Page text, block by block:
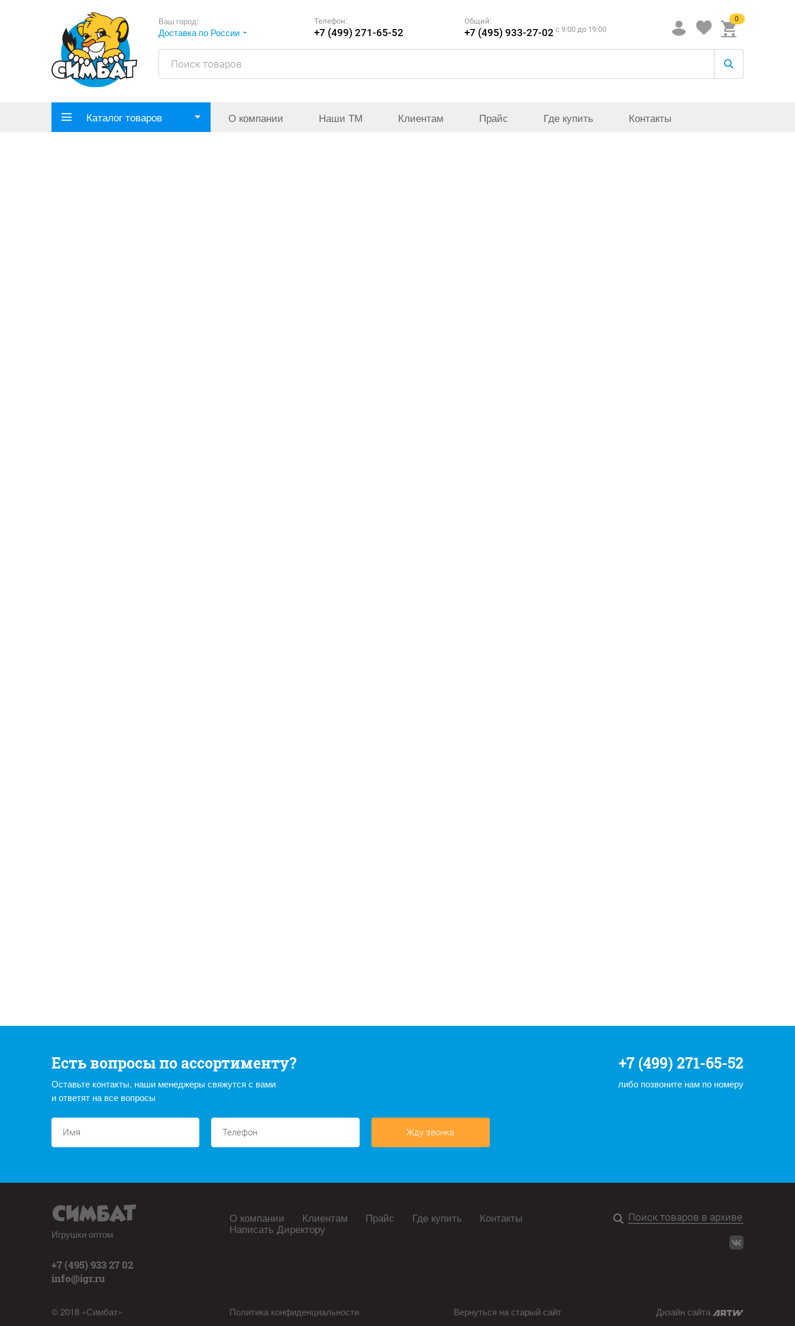
Ваш город:
Доставка по России
Телефон:
+7 (499) 271-65-52
Общий:
+7 (495) 933-27-02 c 9:00 до 19:00
0
Каталог товаров О компании Наши ТМ Клиентам Прайс Где купить Контакты
Есть вопросы по ассортименту?
Оставьте контакты, наши менеджеры свяжутся с вами
и ответят на все вопросы
+7 (499) 271-65-52
либо позвоните нам по номеру
Жду звонка
Игрушки оптом
+7 (495) 933 27 02
info@igr.ru
© 2018 «Симбат»
О компании Клиентам Прайс Где купить Контакты
Написать Директору
Политика конфиденциальности Вернуться на старый сайт Дизайн сайта